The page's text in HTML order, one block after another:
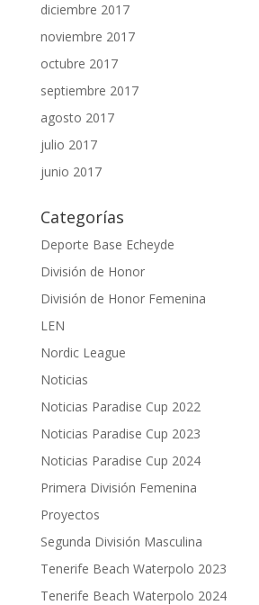
diciembre 2017
noviembre 2017
octubre 2017
septiembre 2017
agosto 2017
julio 2017
junio 2017
Categorías
Deporte Base Echeyde
División de Honor
División de Honor Femenina
LEN
Nordic League
Noticias
Noticias Paradise Cup 2022
Noticias Paradise Cup 2023
Noticias Paradise Cup 2024
Primera División Femenina
Proyectos
Segunda División Masculina
Tenerife Beach Waterpolo 2023
Tenerife Beach Waterpolo 2024